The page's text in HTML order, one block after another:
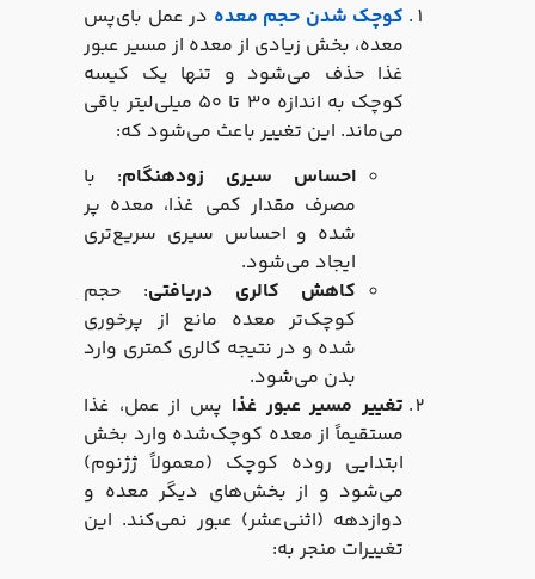
کوچک شدن حجم معدهدر عمل بای‌پس
معده، بخش زیادی از معده از مسیر عبور
غذا حذف می‌شود و تنها یک کیسه
کوچک به اندازه ۳۰ تا ۵۰ میلی‌لیتر باقی
می‌ماند. این تغییر باعث می‌شود که:
احساس سیری زودهنگام: با
مصرف مقدار کمی غذا، معده پر
شده و احساس سیری سریع‌تری
ایجاد می‌شود.
کاهش کالری دریافتی: حجم
کوچک‌تر معده مانع از پرخوری
شده و در نتیجه کالری کمتری وارد
بدن می‌شود.
تغییر مسیر عبور غذاپس از عمل، غذا
مستقیماً از معده کوچک‌شده وارد بخش
ابتدایی روده کوچک (معمولاً ژژنوم)
می‌شود و از بخش‌های دیگر معده و
دوازدهه (اثنی‌عشر) عبور نمی‌کند. این
تغییرات منجر به: